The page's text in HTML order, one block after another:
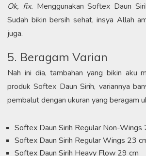
Ok, fix. Menggunakan Softex Daun
Sudah bikin bersih sehat, insya Allah
juga.
5. Beragam Varian
Nah ini dia, tambahan yang bikin aku
produk Softex Daun Sirih, variannya
pembalut dengan ukuran yang beragam
Softex Daun Sirih Regular Non-Wings
Softex Daun Sirih Regular Wings 23
Softex Daun Sirih Heavy Flow 29 cm